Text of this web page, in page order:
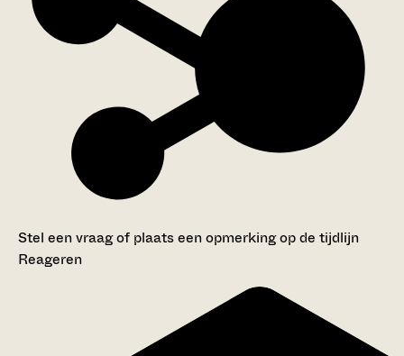
Stel een vraag of plaats een opmerking op de tijdlijn
Reageren